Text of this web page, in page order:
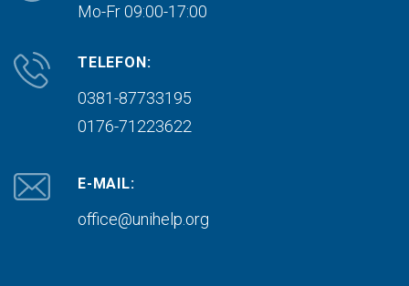
Mo-Fr 09:00-17:00
TELEFON:
0381-87733195
0176-71223622
E-MAIL:
office@unihelp.org